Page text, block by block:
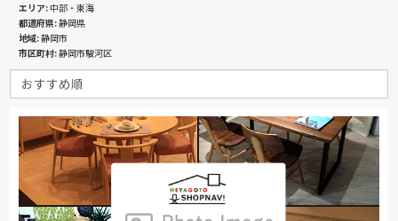
エリア 中部・東海
都道府県 静岡県
地域 静岡市
市区町村 静岡市駿河区